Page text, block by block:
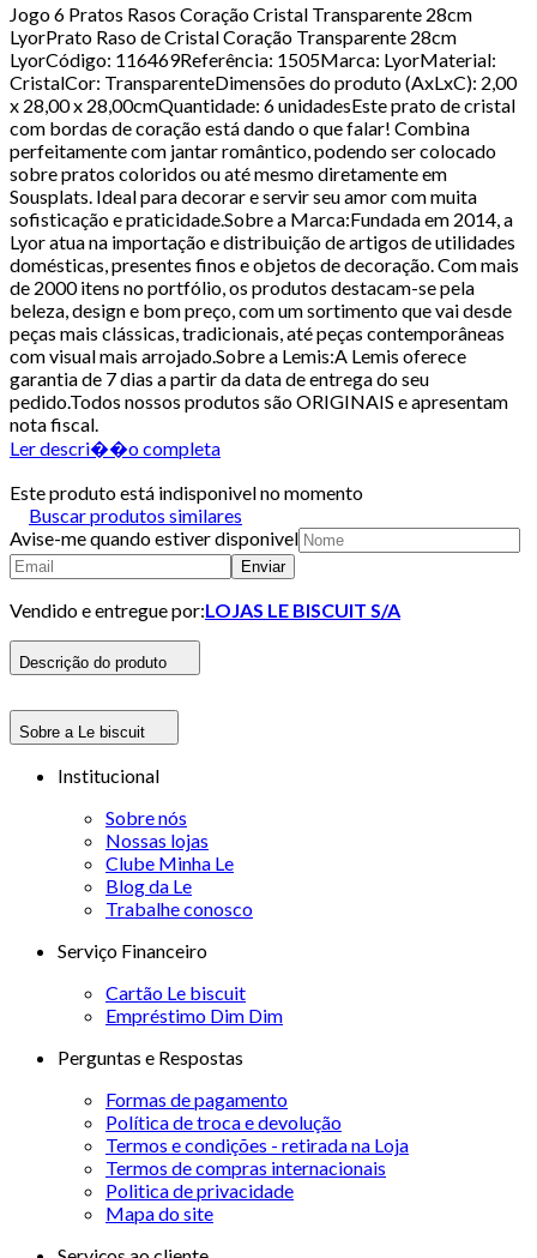
Jogo 6 Pratos Rasos Coração Cristal Transparente 28cm
LyorPrato Raso de Cristal Coração Transparente 28cm
LyorCódigo: 116469Referência: 1505Marca: LyorMaterial:
CristalCor: TransparenteDimensões do produto (AxLxC): 2,00
x 28,00 x 28,00cmQuantidade: 6 unidadesEste prato de cristal
com bordas de coração está dando o que falar! Combina
perfeitamente com jantar romântico, podendo ser colocado
sobre pratos coloridos ou até mesmo diretamente em
Sousplats. Ideal para decorar e servir seu amor com muita
sofisticação e praticidade.Sobre a Marca:Fundada em 2014, a
Lyor atua na importação e distribuição de artigos de utilidades
domésticas, presentes finos e objetos de decoração. Com mais
de 2000 itens no portfólio, os produtos destacam-se pela
beleza, design e bom preço, com um sortimento que vai desde
peças mais clássicas, tradicionais, até peças contemporâneas
com visual mais arrojado.Sobre a Lemis:A Lemis oferece
garantia de 7 dias a partir da data de entrega do seu
pedido.Todos nossos produtos são ORIGINAIS e apresentam
nota fiscal.
Ler descri��o completa
Este produto está indisponivel no momento
Buscar produtos similares
Avise-me quando estiver disponivel
Enviar
Vendido e entregue por:LOJAS LE BISCUIT S/A
Descrição do produto
Sobre a Le biscuit
Institucional
Sobre nós
Nossas lojas
Clube Minha Le
Blog da Le
Trabalhe conosco
Serviço Financeiro
Cartão Le biscuit
Empréstimo Dim Dim
Perguntas e Respostas
Formas de pagamento
Política de troca e devolução
Termos e condições - retirada na Loja
Termos de compras internacionais
Politica de privacidade
Mapa do site